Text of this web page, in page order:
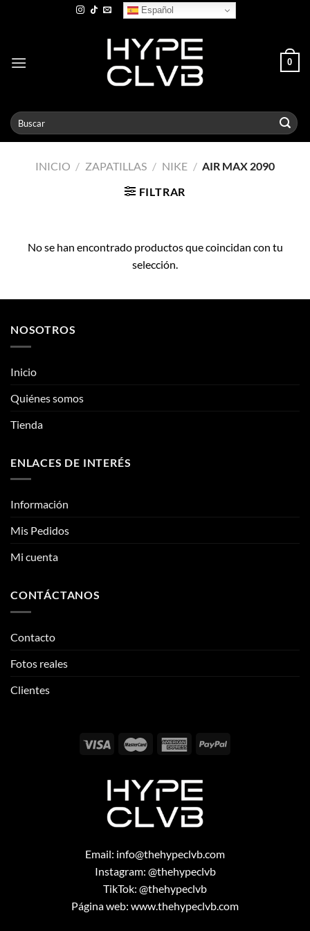
Español
0
Buscar
por:
INICIO / ZAPATILLAS / NIKE / AIR MAX 2090
FILTRAR
No se han encontrado productos que coincidan con tu
selección.
NOSOTROS
Inicio
Quiénes somos
Tienda
ENLACES DE INTERÉS
Información
Mis Pedidos
Mi cuenta
CONTÁCTANOS
Contacto
Fotos reales
Clientes
Email: info@thehypeclvb.com
Instagram: @thehypeclvb
TikTok: @thehypeclvb
Página web: www.thehypeclvb.com